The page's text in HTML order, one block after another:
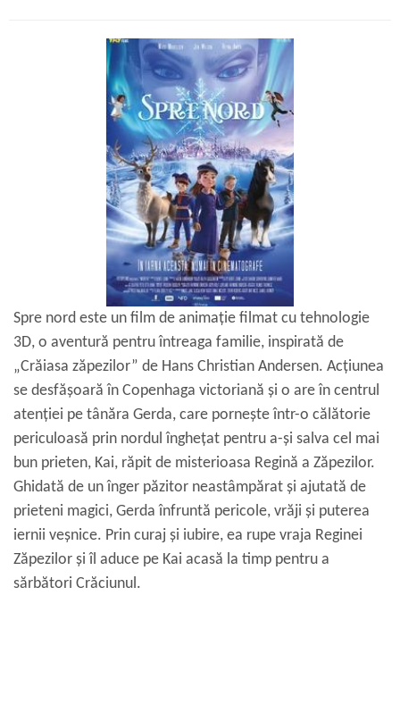
Spre nord este un film de animație filmat cu tehnologie
3D, o aventură pentru întreaga familie, inspirată de
„Crăiasa zăpezilor” de Hans Christian Andersen. Acțiunea
se desfășoară în Copenhaga victoriană și o are în centrul
atenției pe tânăra Gerda, care pornește într-o călătorie
periculoasă prin nordul înghețat pentru a-și salva cel mai
bun prieten, Kai, răpit de misterioasa Regină a Zăpezilor.
Ghidată de un înger păzitor neastâmpărat și ajutată de
prieteni magici, Gerda înfruntă pericole, vrăji și puterea
iernii veșnice. Prin curaj și iubire, ea rupe vraja Reginei
Zăpezilor și îl aduce pe Kai acasă la timp pentru a
sărbători Crăciunul.